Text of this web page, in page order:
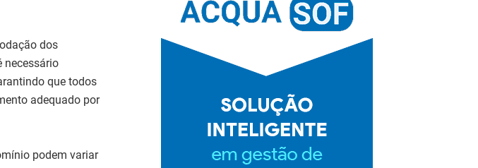
dos
necessário
que todos
adequado por
podem variar